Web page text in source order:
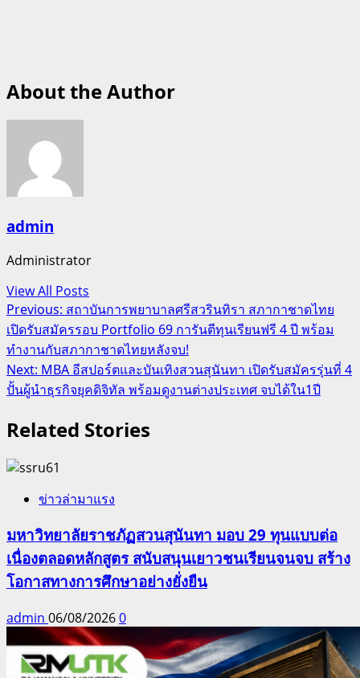
About the Author
admin
Administrator
View All Posts
Post
navigation
Previous: สถาบันการพยาบาลศรีสวรินทิรา สภากาชาดไทย
เปิดรับสมัครรอบ Portfolio 69 การันตีทุนเรียนฟรี 4 ปี พร้อม
ทำงานกับสภากาชาดไทยหลังจบ!
Next: MBA อีสปอร์ตและบันเทิงสวนสุนันทา เปิดรับสมัครรุ่นที่ 4
ปั้นผู้นำธุรกิจยุคดิจิทัล พร้อมดูงานต่างประเทศ จบได้ใน1ปี
Related Stories
ข่าวล่ามาแรง
มหาวิทยาลัยราชภัฏสวนสุนันทา มอบ 29 ทุนแบบต่อ
เนื่องตลอดหลักสูตร สนับสนุนเยาวชนเรียนจนจบ สร้าง
โอกาสทางการศึกษาอย่างยั่งยืน
admin 06/08/20260